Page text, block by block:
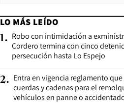
LO MÁS LEÍDO
1. Robo con intimidación a
Cordero termina con cinco
persecución hasta Lo Espejo
2. Entra en vigencia reglamento
cuerdas y cadenas para el
vehículos en panne o